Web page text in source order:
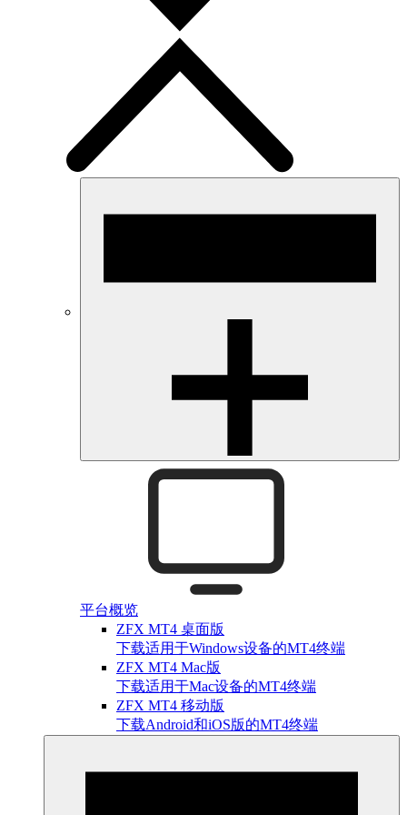
平台概览
ZFX MT4 桌面版
下载适用于Windows设备的MT4终端
ZFX MT4 Mac版
下载适用于Mac设备的MT4终端
ZFX MT4 移动版
下载Android和iOS版的MT4终端